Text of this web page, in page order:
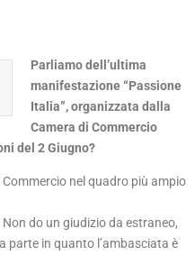
Parliamo dell’ultima
manifestazione “Passione
Italia”, organizzata dalla
Camera di Commercio
del 2 Giugno?
nel quadro più ampio
do un giudizio da estraneo,
parte in quanto l’ambasciata è